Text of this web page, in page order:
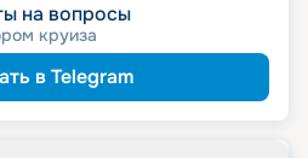
на вопросы
круиза
в Telegram